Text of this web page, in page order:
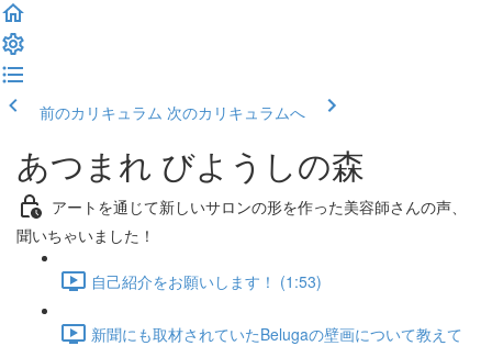
前のカリキュラム 次のカリキュラムへ
あつまれ びようしの森
アートを通じて新しいサロンの形を作った美容師さんの声、
聞いちゃいました！
自己紹介をお願いします！ (1:53)
新聞にも取材されていたBelugaの壁画について教えて